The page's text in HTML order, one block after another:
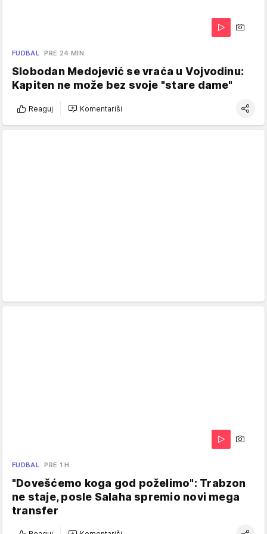
FUDBAL PRE 24 MIN
Slobodan Medojević se vraća u Vojvodinu:
Kapiten ne može bez svoje "stare dame"
Reaguj Komentariši
FUDBAL PRE 1 H
"Dovešćemo koga god poželimo": Trabzon
ne staje, posle Salaha spremio novi mega
transfer